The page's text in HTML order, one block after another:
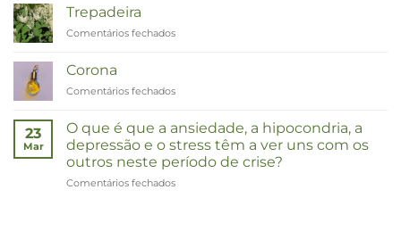
Trepadeira
Comentários fechados
Corona
Comentários fechados
23
Mar
O que é que a ansiedade, a hipocondria, a
depressão e o stress têm a ver uns com os
outros neste período de crise?
Comentários fechados